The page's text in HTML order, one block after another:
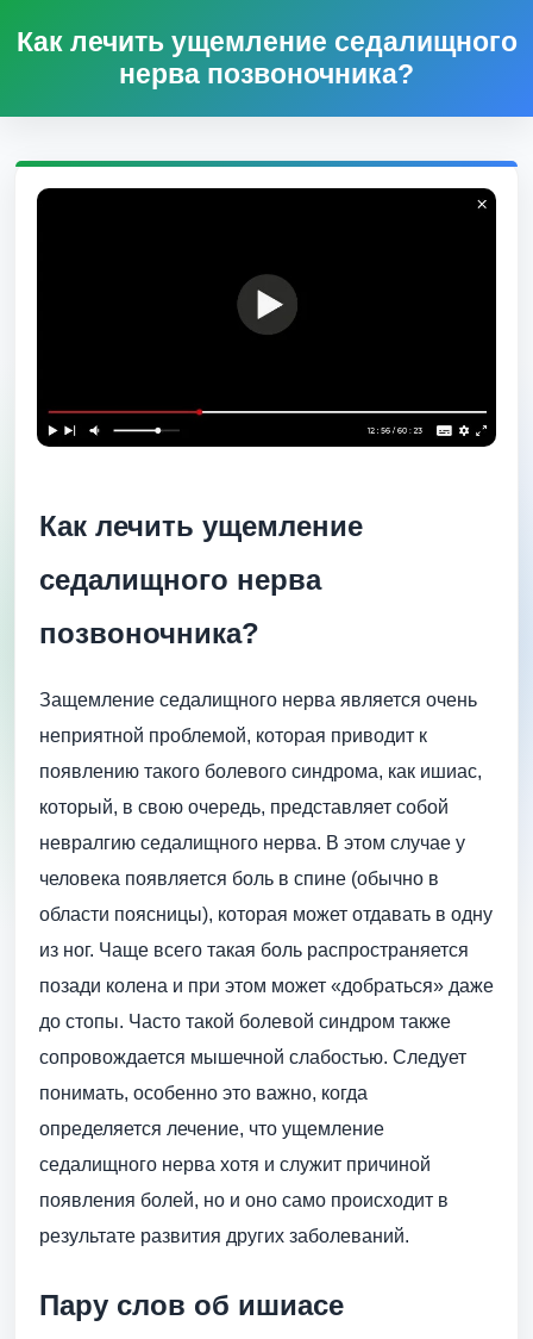
Как лечить ущемление седалищного
нерва позвоночника?
Как лечить ущемление
седалищного нерва
позвоночника?
Защемление седалищного нерва является очень
неприятной проблемой, которая приводит к
появлению такого болевого синдрома, как ишиас,
который, в свою очередь, представляет собой
невралгию седалищного нерва. В этом случае у
человека появляется боль в спине (обычно в
области поясницы), которая может отдавать в одну
из ног. Чаще всего такая боль распространяется
позади колена и при этом может «добраться» даже
до стопы. Часто такой болевой синдром также
сопровождается мышечной слабостью. Следует
понимать, особенно это важно, когда
определяется лечение, что ущемление
седалищного нерва хотя и служит причиной
появления болей, но и оно само происходит в
результате развития других заболеваний.
Пару слов об ишиасе